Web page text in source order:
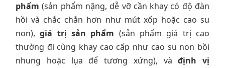
phẩm (sản phẩm nặng, dễ vỡ cần khay có độ đàn
hồi và chắc chắn hơn như mút xốp hoặc cao su
non),giá trị sản phẩm (sản phẩm giá trị cao
thường đi cùng khay cao cấp như cao su non bồi
nhung hoặc lụa để tương xứng), vàđịnh vị